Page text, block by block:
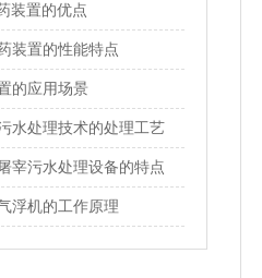
装置的优点
装置的性能特点
的应用场景
水处理技术的处理工艺
宰污水处理设备的特点
浮机的工作原理